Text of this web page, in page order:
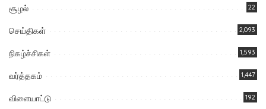
சூழல் 22
செய்திகள் 2,093
நிகழ்ச்சிகள் 1,593
வர்த்தகம் 1,447
விளையாட்டு 192